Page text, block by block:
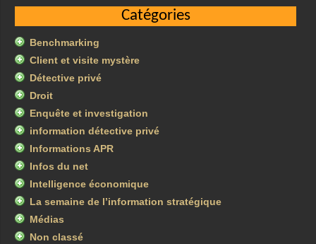
Catégories
Benchmarking
Client et visite mystère
Détective privé
Droit
Enquête et investigation
information détective privé
Informations APR
Infos du net
Intelligence économique
La semaine de l’information stratégique
Médias
Non classé